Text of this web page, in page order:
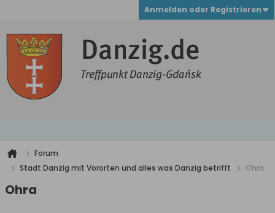
Anmelden oder Registrieren
Forum
Stadt Danzig mit Vororten und alles was Danzig betrifft
Ohra
Ohra